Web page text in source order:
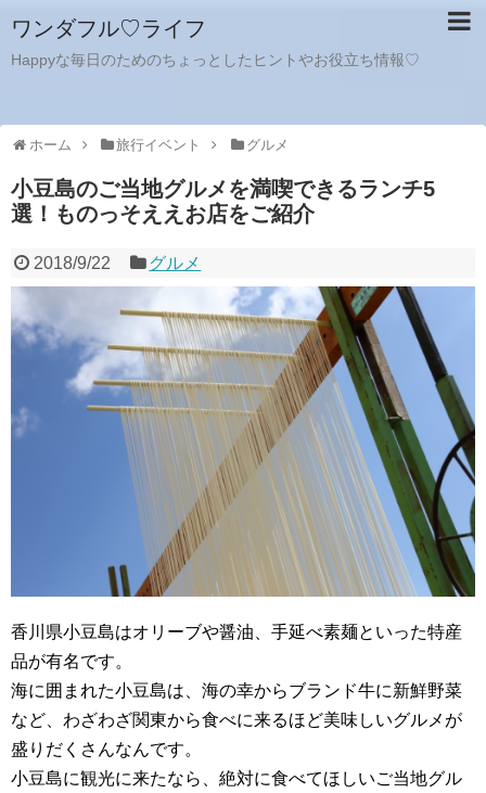
ワンダフル♡ライフ
Happyな毎日のためのちょっとしたヒントやお役立ち情報♡
ホーム 旅行イベント グルメ
小豆島のご当地グルメを満喫できるランチ5
選！ものっそええお店をご紹介
2018/9/22 グルメ
香川県小豆島はオリーブや醤油、手延べ素麺といった特産
品が有名です。
海に囲まれた小豆島は、海の幸からブランド牛に新鮮野菜
など、わざわざ関東から食べに来るほど美味しいグルメが
盛りだくさんなんです。
小豆島に観光に来たなら、絶対に食べてほしいご当地グル